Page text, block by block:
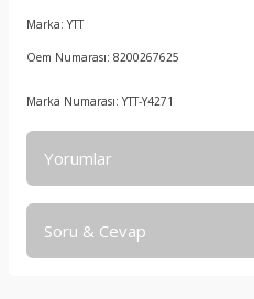
Marka: YTT
Oem Numarası: 8200267625
Marka Numarası: YTT-Y4271
Yorumlar
Soru & Cevap